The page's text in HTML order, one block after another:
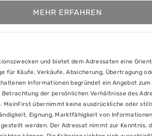
MEHR ERFAHREN
und bietet dem Adressaten eine
für Käufe, Verkäufe, Absicherung, Übertragung
Informationen begründet ein Angebot
der persönlichen Verhältnisse des
MainFirst übernimmt keine ausdrückliche oder
Eignung, Marktfähigkeit von
werden. Der Adressat nimmt zur Kenntnis,